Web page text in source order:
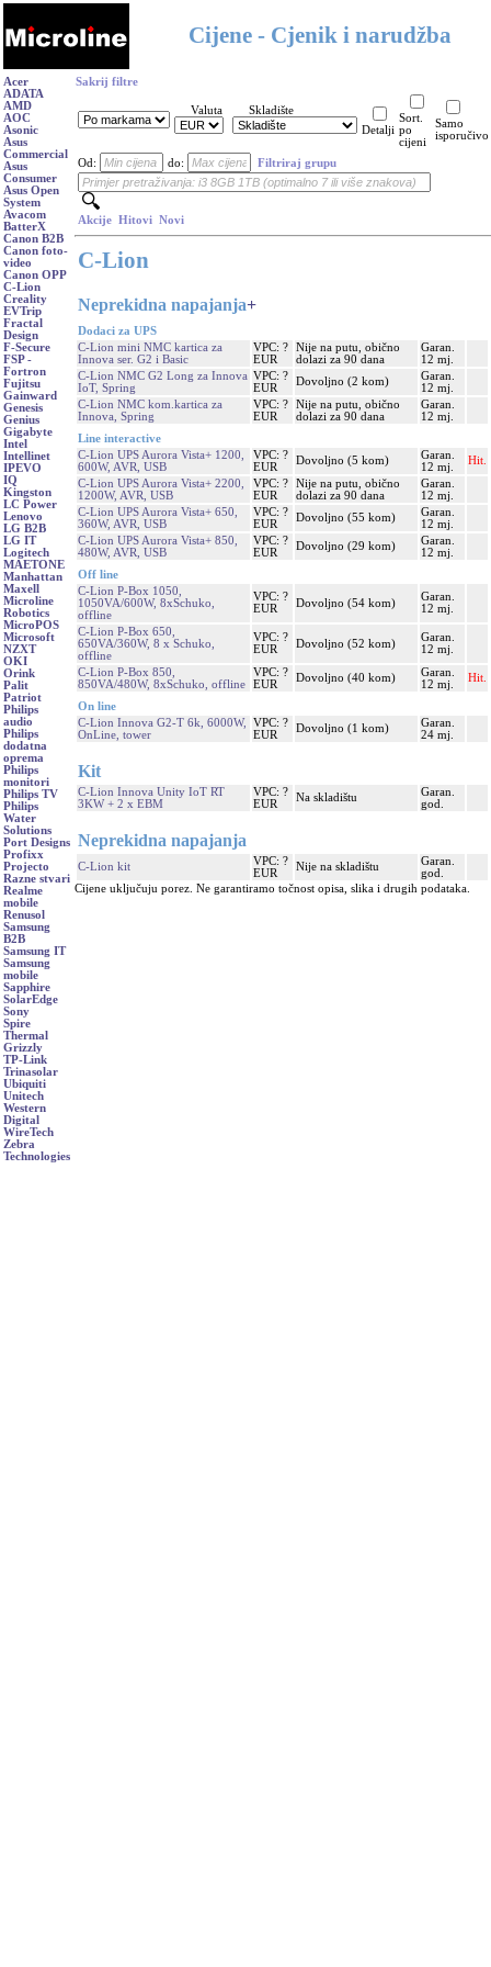
Cijene - Cjenik i narudžba
Acer
ADATA
AMD
AOC
Asonic
Asus
Commercial
Asus
Consumer
Asus Open
System
Avacom
BatterX
Canon B2B
Canon foto-
video
Canon OPP
C-Lion
Creality
EVTrip
Fractal
Design
F-Secure
FSP -
Fortron
Fujitsu
Gainward
Genesis
Genius
Gigabyte
Intel
Intellinet
IPEVO
IQ
Kingston
LC Power
Lenovo
LG B2B
LG IT
Logitech
MAETONE
Manhattan
Maxell
Microline
Robotics
MicroPOS
Microsoft
NZXT
OKI
Orink
Palit
Patriot
Philips
audio
Philips
dodatna
oprema
Philips
monitori
Philips TV
Philips
Water
Solutions
Port Designs
Profixx
Projecto
Razne stvari
Realme
mobile
Renusol
Samsung
B2B
Samsung IT
Samsung
mobile
Sapphire
SolarEdge
Sony
Spire
Thermal
Grizzly
TP-Link
Trinasolar
Ubiquiti
Unitech
Western
Digital
WireTech
Zebra
Technologies
Sakrij filtre
Valuta
Skladište
Detalji
Sort.
po
cijeni
Samo
isporučivo
Od: do: Filtriraj grupu
Akcije Hitovi Novi
C-Lion
Neprekidna napajanja+
Dodaci za UPS
C-Lion mini NMC kartica za
Innova ser. G2 i Basic
VPC: ?
EUR
Nije na putu, obično
dolazi za 90 dana
Garan.
12 mj.
C-Lion NMC G2 Long za Innova
IoT, Spring
VPC: ?
EUR
Dovoljno (2 kom)
Garan.
12 mj.
C-Lion NMC kom.kartica za
Innova, Spring
VPC: ?
EUR
Nije na putu, obično
dolazi za 90 dana
Garan.
12 mj.
Line interactive
C-Lion UPS Aurora Vista+ 1200,
600W, AVR, USB
VPC: ?
EUR
Dovoljno (5 kom)
Garan.
12 mj.
Hit.
C-Lion UPS Aurora Vista+ 2200,
1200W, AVR, USB
VPC: ?
EUR
Nije na putu, obično
dolazi za 90 dana
Garan.
12 mj.
C-Lion UPS Aurora Vista+ 650,
360W, AVR, USB
VPC: ?
EUR
Dovoljno (55 kom)
Garan.
12 mj.
C-Lion UPS Aurora Vista+ 850,
480W, AVR, USB
VPC: ?
EUR
Dovoljno (29 kom)
Garan.
12 mj.
Off line
C-Lion P-Box 1050,
1050VA/600W, 8xSchuko,
offline
VPC: ?
EUR
Dovoljno (54 kom)
Garan.
12 mj.
C-Lion P-Box 650,
650VA/360W, 8 x Schuko,
offline
VPC: ?
EUR
Dovoljno (52 kom)
Garan.
12 mj.
C-Lion P-Box 850,
850VA/480W, 8xSchuko, offline
VPC: ?
EUR
Dovoljno (40 kom)
Garan.
12 mj.
Hit.
On line
C-Lion Innova G2-T 6k, 6000W,
OnLine, tower
VPC: ?
EUR
Dovoljno (1 kom)
Garan.
24 mj.
Kit
C-Lion Innova Unity IoT RT
3KW + 2 x EBM
VPC: ?
EUR
Na skladištu
Garan.
god.
Neprekidna napajanja
C-Lion kit
VPC: ?
EUR
Nije na skladištu
Garan.
god.
Cijene uključuju porez. Ne garantiramo točnost opisa, slika i drugih podataka.